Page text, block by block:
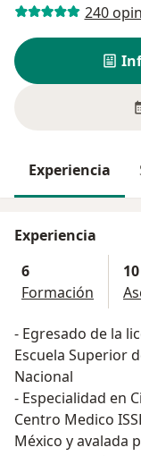
240
Experiencia
Experiencia
6
Formación
10
- Egresado de la
Escuela Superior
Nacional
- Especialidad en
Centro Medico
México y avalada